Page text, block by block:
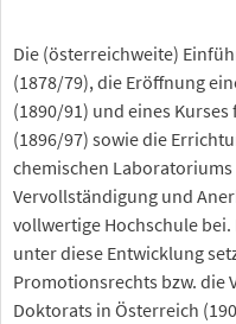
Die (österreichweite)
(1878/79), die Eröffnung
(1890/91) und eines
(1896/97) sowie die
chemischen
Vervollständigung und
vollwertige Hochschule
unter diese Entwicklung
Promotionsrechts bzw. die
Doktorats in Österreich